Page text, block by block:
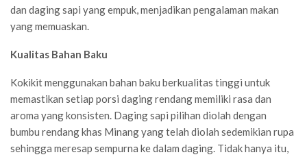
dan daging sapi yang empuk, menjadikan pengalaman makan
yang memuaskan.
Kualitas Bahan Baku
Kokikit menggunakan bahan baku berkualitas tinggi untuk
memastikan setiap porsi daging rendang memiliki rasa dan
aroma yang konsisten. Daging sapi pilihan diolah dengan
bumbu rendang khas Minang yang telah diolah sedemikian rupa
sehingga meresap sempurna ke dalam daging. Tidak hanya itu,